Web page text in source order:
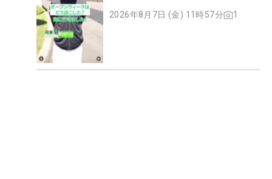
2026年8月7日 (金) 11時57分 1